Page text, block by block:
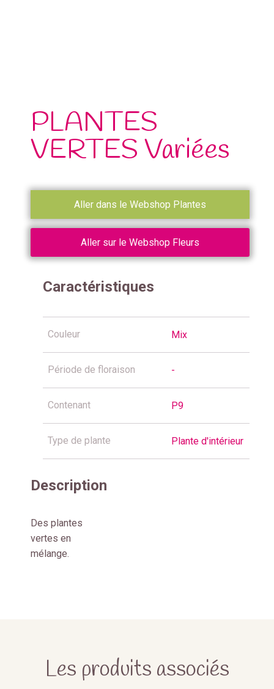
PLANTES
VERTES Variées
Aller dans le Webshop Plantes
Aller sur le Webshop Fleurs
Caractéristiques
Couleur Mix
Période de floraison -
Contenant P9
Type de plante Plante d'intérieur
Description
Des plantes
vertes en
mélange.
Les produits associés